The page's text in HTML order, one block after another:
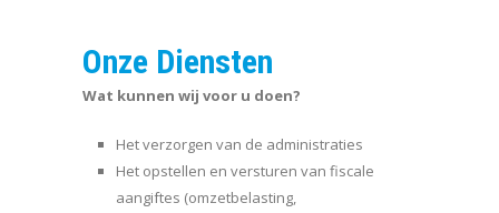
Onze Diensten
Wat kunnen wij voor u doen?
Het verzorgen van de administraties
Het opstellen en versturen van fiscale
aangiftes (omzetbelasting,